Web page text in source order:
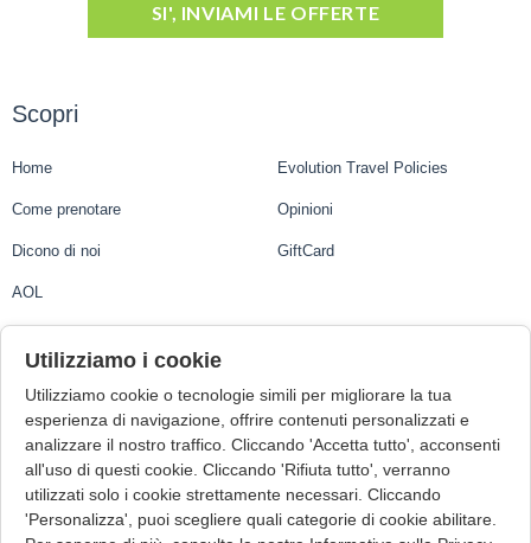
SI', INVIAMI LE OFFERTE
Scopri
Home Evolution Travel Policies
Come prenotare Opinioni
Dicono di noi GiftCard
AOL
Evolution Travel
Evolution Travel Ltd.
1st Floor, Suite 3, Central Business Centre, Mdina Road
Zebbug ZBG9015, Malta
VAT Number: MT22006723
Utilizziamo i cookie
Utilizziamo cookie o tecnologie simili per migliorare la tua
esperienza di navigazione, offrire contenuti personalizzati e
analizzare il nostro traffico. Cliccando 'Accetta tutto', acconsenti
all'uso di questi cookie. Cliccando 'Rifiuta tutto', verranno
utilizzati solo i cookie strettamente necessari. Cliccando
'Personalizza', puoi scegliere quali categorie di cookie abilitare.